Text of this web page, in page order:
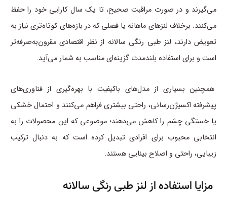
می‌گیرند و در صورت مراقبت صحیح، تا یک سال کارایی خود را حفظ
می‌کنند. برخلاف لنزهای ماهانه یا فصلی که در بازه‌های کوتاه‌تری نیاز به
تعویض دارند، لنز طبی رنگی سالانه از نظر اقتصادی مقرون‌به‌صرفه‌تر
است و برای استفاده بلندمدت گزینه‌ای مناسب به شمار می‌آید.
همچنین بسیاری از مدل‌های باکیفیت با بهره‌گیری از فناوری‌های
پیشرفته اکسیژن‌رسانی، راحتی بیشتری فراهم می‌کنند و احتمال خشکی
یا خستگی چشم را کاهش می‌دهند؛ موضوعی که این محصولات را به
انتخابی محبوب برای افرادی تبدیل کرده است که به دنبال ترکیب
زیبایی، راحتی و اصلاح بینایی هستند.
مزایا استفاده از لنز طبی رنگی سالانه